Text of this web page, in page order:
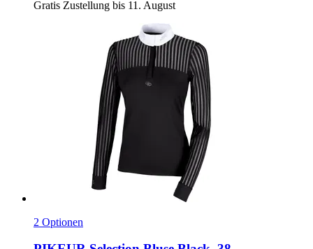
Gratis Zustellung bis 11. August
2 Optionen